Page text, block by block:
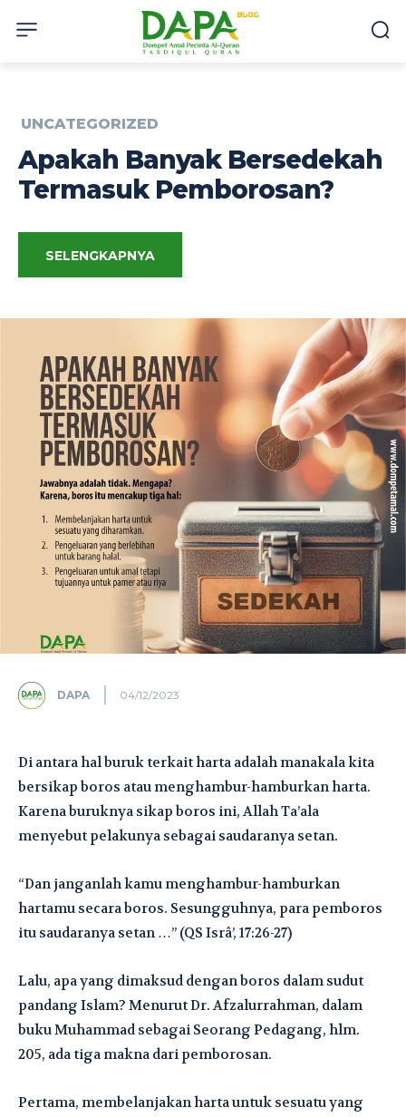
UNCATEGORIZED
Apakah Banyak Bersedekah
Termasuk Pemborosan?
SELENGKAPNYA
DAPA 04/12/2023
Di antara hal buruk terkait harta adalah manakala kita
bersikap boros atau menghambur-hamburkan harta.
Karena buruknya sikap boros ini, Allah Ta’ala
menyebut pelakunya sebagai saudaranya setan.
“Dan janganlah kamu menghambur-hamburkan
hartamu secara boros. Sesungguhnya, para pemboros
itu saudaranya setan …” (QS Isrâ’, 17:26-27)
Lalu, apa yang dimaksud dengan boros dalam sudut
pandang Islam? Menurut Dr. Afzalurrahman, dalam
buku Muhammad sebagai Seorang Pedagang, hlm.
205, ada tiga makna dari pemborosan.
Pertama, membelanjakan harta untuk sesuatu yang